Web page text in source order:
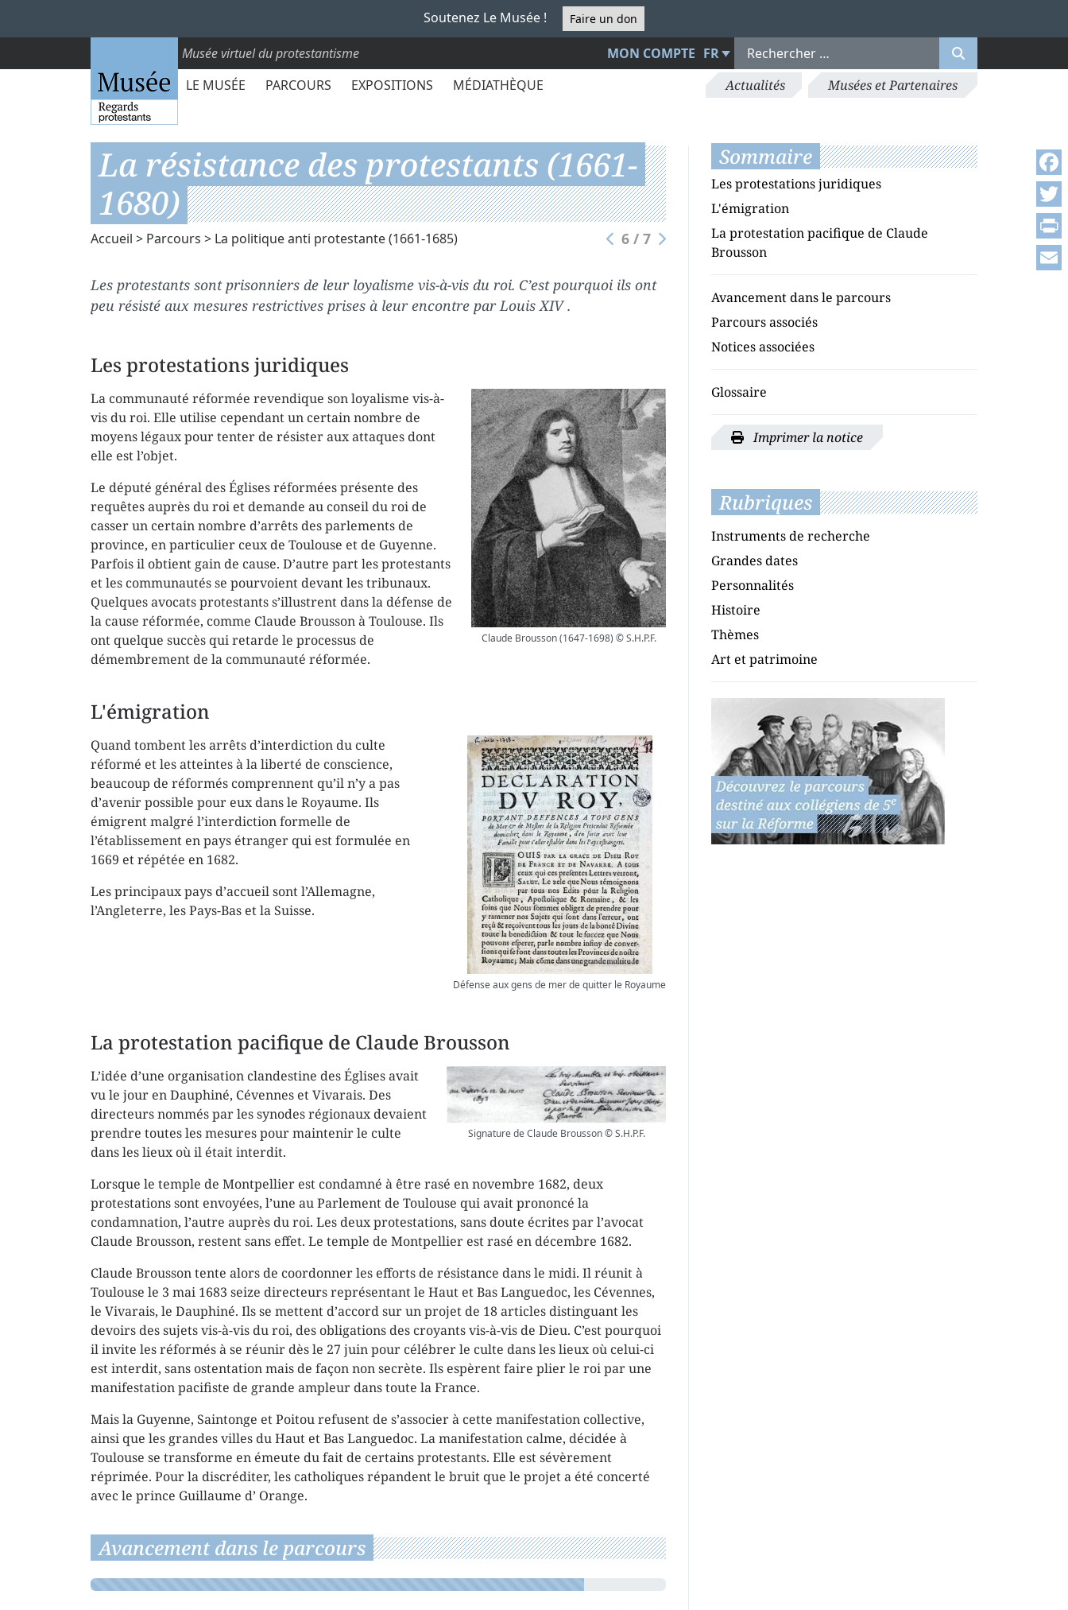
Soutenez Le Musée ! Faire un don
Musée virtuel du protestantisme MON COMPTE FR
LE MUSÉE
PARCOURS EXPOSITIONS MÉDIATHÈQUE Actualités Musées et Partenaires
La résistance des protestants (1661-
1680)
Accueil > Parcours > La politique anti protestante (1661-1685) 6 / 7
Les protestants sont prisonniers de leur loyalisme vis-à-vis du roi. C’est pourquoi ils ont
peu résisté aux mesures restrictives prises à leur encontre par Louis XIV .
Les protestations juridiques
Claude Brousson (1647-1698) © S.H.P.F.
La communauté réformée revendique son loyalisme vis-à-
vis du roi. Elle utilise cependant un certain nombre de
moyens légaux pour tenter de résister aux attaques dont
elle est l’objet.
Le député général des Églises réformées présente des
requêtes auprès du roi et demande au conseil du roi de
casser un certain nombre d’arrêts des parlements de
province, en particulier ceux de Toulouse et de Guyenne.
Parfois il obtient gain de cause. D’autre part les protestants
et les communautés se pourvoient devant les tribunaux.
Quelques avocats protestants s’illustrent dans la défense de
la cause réformée, comme Claude Brousson à Toulouse. Ils
ont quelque succès qui retarde le processus de
démembrement de la communauté réformée.
L'émigration
Défense aux gens de mer de quitter le Royaume
Quand tombent les arrêts d’interdiction du culte
réformé et les atteintes à la liberté de conscience,
beaucoup de réformés comprennent qu’il n’y a pas
d’avenir possible pour eux dans le Royaume. Ils
émigrent malgré l’interdiction formelle de
l’établissement en pays étranger qui est formulée en
1669 et répétée en 1682.
Les principaux pays d’accueil sont l’Allemagne,
l’Angleterre, les Pays-Bas et la Suisse.
La protestation pacifique de Claude Brousson
Signature de Claude Brousson © S.H.P.F.
L’idée d’une organisation clandestine des Églises avait
vu le jour en Dauphiné, Cévennes et Vivarais. Des
directeurs nommés par lessynodesrégionaux devaient
prendre toutes les mesures pour maintenir le culte
dans les lieux où il était interdit.
Lorsque le temple de Montpellier est condamné à être rasé en novembre 1682, deux
protestations sont envoyées, l’une au Parlement de Toulouse qui avait prononcé la
condamnation, l’autre auprès du roi. Les deux protestations, sans doute écrites par l’avocat
Claude Brousson, restent sans effet. Le temple de Montpellier est rasé en décembre 1682.
Claude Brousson tente alors de coordonner les efforts de résistance dans le midi. Il réunit à
Toulouse le 3 mai 1683 seize directeurs représentant le Haut et Bas Languedoc, les Cévennes,
le Vivarais, le Dauphiné. Ils se mettent d’accord sur un projet de 18 articles distinguant les
devoirs des sujets vis-à-vis du roi, des obligations des croyants vis-à-vis de Dieu. C’est pourquoi
il invite les réformés à se réunir dès le 27 juin pour célébrer le culte dans les lieux où celui-ci
est interdit, sans ostentation mais de façon non secrète. Ils espèrent faire plier le roi par une
manifestation pacifiste de grande ampleur dans toute la France.
Mais la Guyenne, Saintonge et Poitou refusent de s’associer à cette manifestation collective,
ainsi que les grandes villes du Haut et Bas Languedoc. La manifestation calme, décidée à
Toulouse se transforme en émeute du fait de certains protestants. Elle est sévèrement
réprimée. Pour la discréditer, les catholiques répandent le bruit que le projet a été concerté
avec le prince Guillaume d’ Orange.
Avancement dans le parcours
Sommaire
Les protestations juridiques
L'émigration
La protestation pacifique de Claude
Brousson
Avancement dans le parcours
Parcours associés
Notices associées
Glossaire
Imprimer la notice
Rubriques
Instruments de recherche
Grandes dates
Personnalités
Histoire
Thèmes
Art et patrimoine
Print